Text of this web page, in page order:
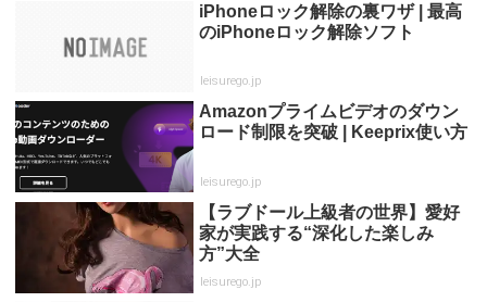
iPhoneロック解除の裏ワザ | 最高
のiPhoneロック解除ソフト
leisurego.jp
Amazonプライムビデオのダウン
ロード制限を突破 | Keeprix使い方
leisurego.jp
【ラブドール上級者の世界】愛好
家が実践する“深化した楽しみ
方”大全
leisurego.jp